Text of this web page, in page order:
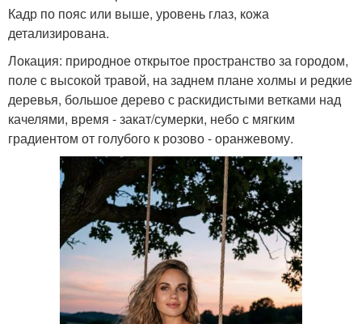
Кадр по пояс или выше, уровень глаз, кожа
детализирована.
Локация: природное открытое пространство за городом,
поле с высокой травой, на заднем плане холмы и редкие
деревья, большое дерево с раскидистыми ветками над
качелями, время - закат/сумерки, небо с мягким
градиентом от голубого к розово - оранжевому.